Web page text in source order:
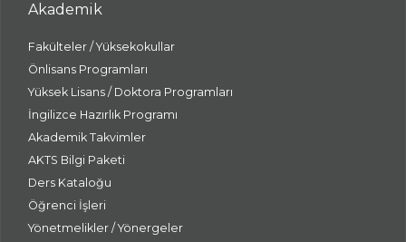
Akademik
Fakülteler / Yüksekokullar
Önlisans Programları
Yüksek Lisans / Doktora Programları
İngilizce Hazırlık Programı
Akademik Takvimler
AKTS Bilgi Paketi
Ders Kataloğu
Öğrenci İşleri
Yönetmelikler / Yönergeler